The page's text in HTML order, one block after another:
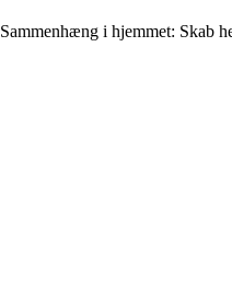
Sammenhæng i hjemmet: Skab